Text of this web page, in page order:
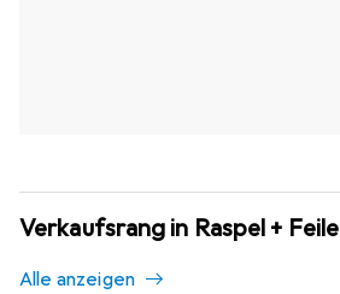
Verkaufsrang in Raspel + Feile
Alle anzeigen